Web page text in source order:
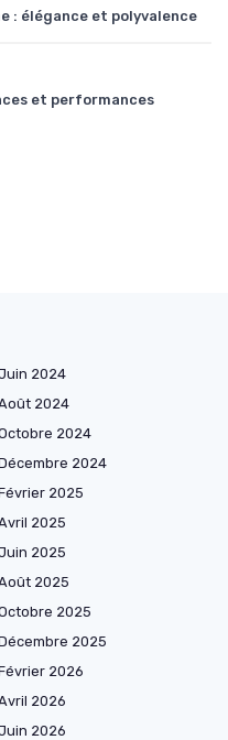
: élégance et polyvalence
et performances
2024
2024
2024
2024
2025
2025
2025
2025
2025
2025
2026
2026
2026